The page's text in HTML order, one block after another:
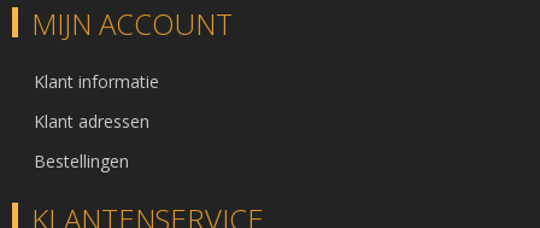
MIJN ACCOUNT
Klant informatie
Klant adressen
Bestellingen
KLANTENSERVICE